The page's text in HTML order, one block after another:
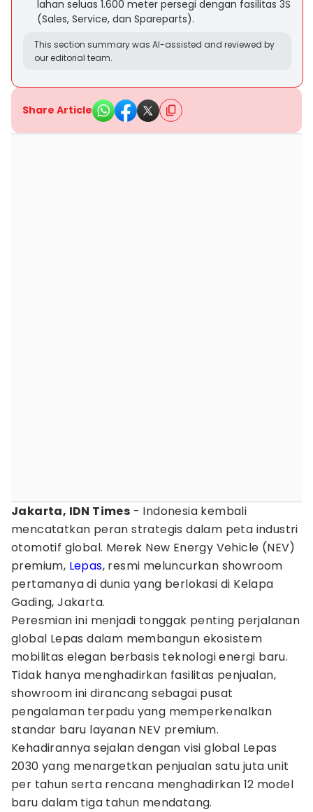
lahan seluas 1.600 meter persegi dengan fasilitas 3S
(Sales, Service, dan Spareparts).
This section summary was AI-assisted and reviewed by
our editorial team.
Share Article
Jakarta, IDN Times - Indonesia kembali
mencatatkan peran strategis dalam peta industri
otomotif global. Merek New Energy Vehicle (NEV)
premium, Lepas, resmi meluncurkan showroom
pertamanya di dunia yang berlokasi di Kelapa
Gading, Jakarta.
Peresmian ini menjadi tonggak penting perjalanan
global Lepas dalam membangun ekosistem
mobilitas elegan berbasis teknologi energi baru.
Tidak hanya menghadirkan fasilitas penjualan,
showroom ini dirancang sebagai pusat
pengalaman terpadu yang memperkenalkan
standar baru layanan NEV premium.
Kehadirannya sejalan dengan visi global Lepas
2030 yang menargetkan penjualan satu juta unit
per tahun serta rencana menghadirkan 12 model
baru dalam tiga tahun mendatang.